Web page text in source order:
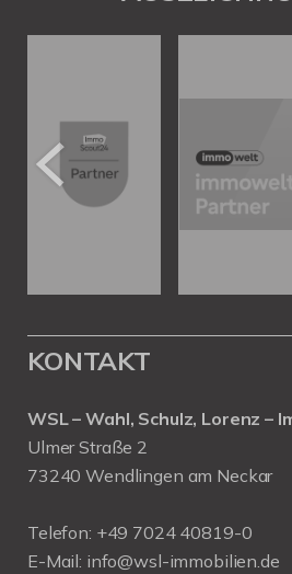
KONTAKT
WSL – Wahl, Schulz, Lorenz –
Ulmer Straße 2
73240 Wendlingen am Neckar
Telefon: +49 7024 40819-0
E-Mail: info@wsl-immobilien.de